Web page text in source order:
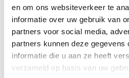
en om ons websiteverkeer te
informatie over uw gebruik van
partners voor social media,
partners kunnen deze gegevens
informatie die u aan ze heeft
verzameld op basis van uw
Aan het gehamerde,
beide zijden weet je dat het
Thor is!
Deze messing maatlepers